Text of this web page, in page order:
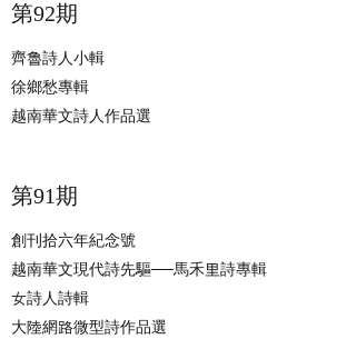
​第92期
齊魯詩人小輯
徐鄉愁專輯
越南華文詩人作品選
​第91期
創刊拾六年紀念號
越南華文現代詩先驅──馬禾里詩專輯
女詩人詩輯
大陸網路微型詩作品選